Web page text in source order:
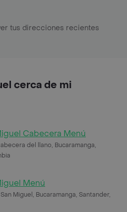
tus direcciones recientes
cerca de mi
Cabecera Menú
del llano, Bucaramanga,
Menú
Miguel, Bucaramanga, Santander,